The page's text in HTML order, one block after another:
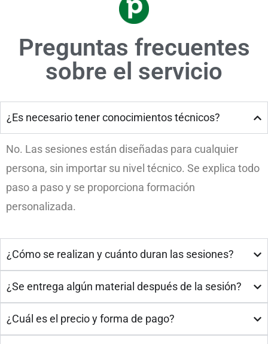
Preguntas frecuentes
sobre el servicio
¿Es necesario tener conocimientos técnicos?
No. Las sesiones están diseñadas para cualquier
persona, sin importar su nivel técnico. Se explica todo
paso a paso y se proporciona formación
personalizada.
¿Cómo se realizan y cuánto duran las sesiones?
¿Se entrega algún material después de la sesión?
¿Cuál es el precio y forma de pago?